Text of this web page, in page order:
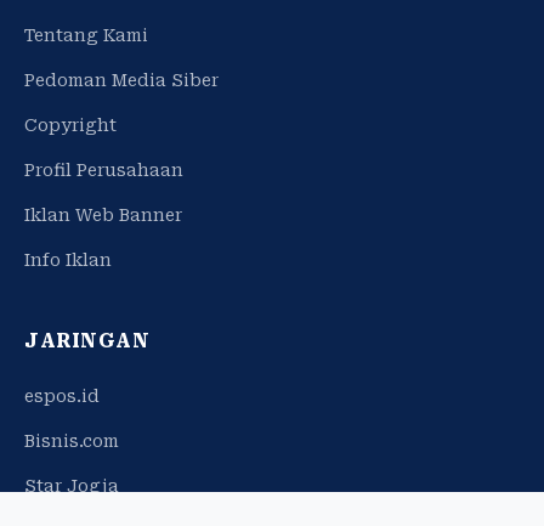
Tentang Kami
Pedoman Media Siber
Copyright
Profil Perusahaan
Iklan Web Banner
Info Iklan
JARINGAN
espos.id
Bisnis.com
Star Jogja